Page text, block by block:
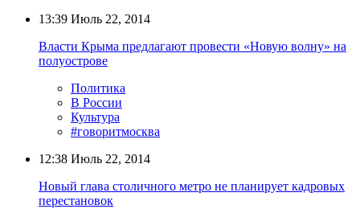
13:39 Июль 22, 2014
Власти Крыма предлагают провести «Новую волну» на
полуострове
Политика
В России
Культура
#говоритмосква
12:38 Июль 22, 2014
Новый глава столичного метро не планирует кадровых
перестановок